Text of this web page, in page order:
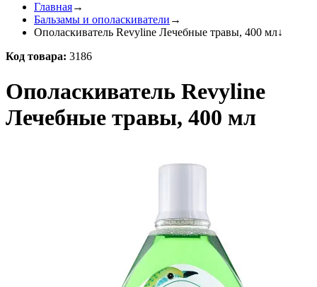
Главная→
Бальзамы и ополаскиватели →
Ополаскиватель Revyline Лечебные травы, 400 мл↓
Код товара: 3186
Ополаскиватель Revyline
Лечебные травы, 400 мл